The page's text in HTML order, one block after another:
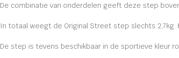
De combinatie van onderdelen geeft deze step
In totaal weegt de Original Street step slechts
De step is tevens beschikbaar in de sportieve kleur